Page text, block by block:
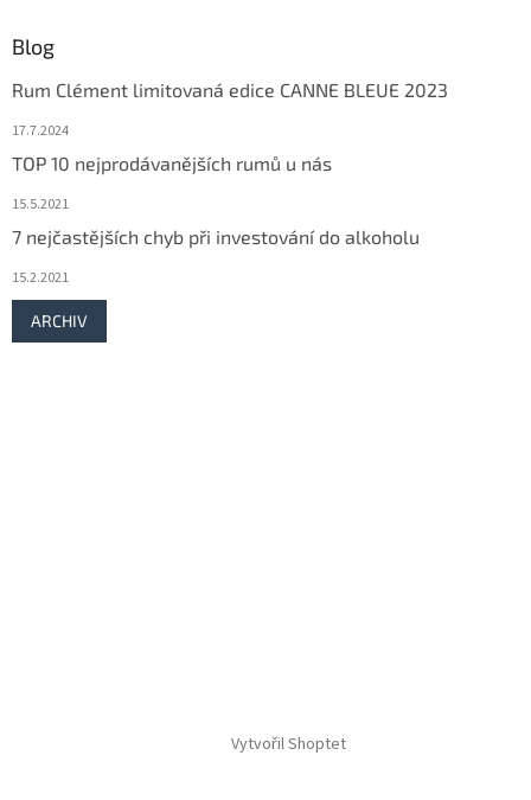
Blog
Rum Clément limitovaná edice CANNE BLEUE 2023
17.7.2024
TOP 10 nejprodávanějších rumů u nás
15.5.2021
7 nejčastějších chyb při investování do alkoholu
15.2.2021
ARCHIV
Vytvořil Shoptet